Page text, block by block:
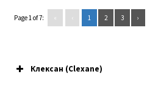
Page 1 of 7: ‹ 1 2 3 ›
Клексан (Clexane)